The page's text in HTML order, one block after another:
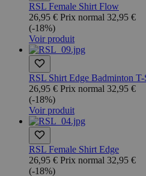
RSL Female Shirt Flow
26,95 € Prix normal 32,95 €
(-18%)
Voir produit
RSL Shirt Edge Badminton
26,95 € Prix normal 32,95 €
(-18%)
Voir produit
RSL Female Shirt Edge
26,95 € Prix normal 32,95 €
(-18%)